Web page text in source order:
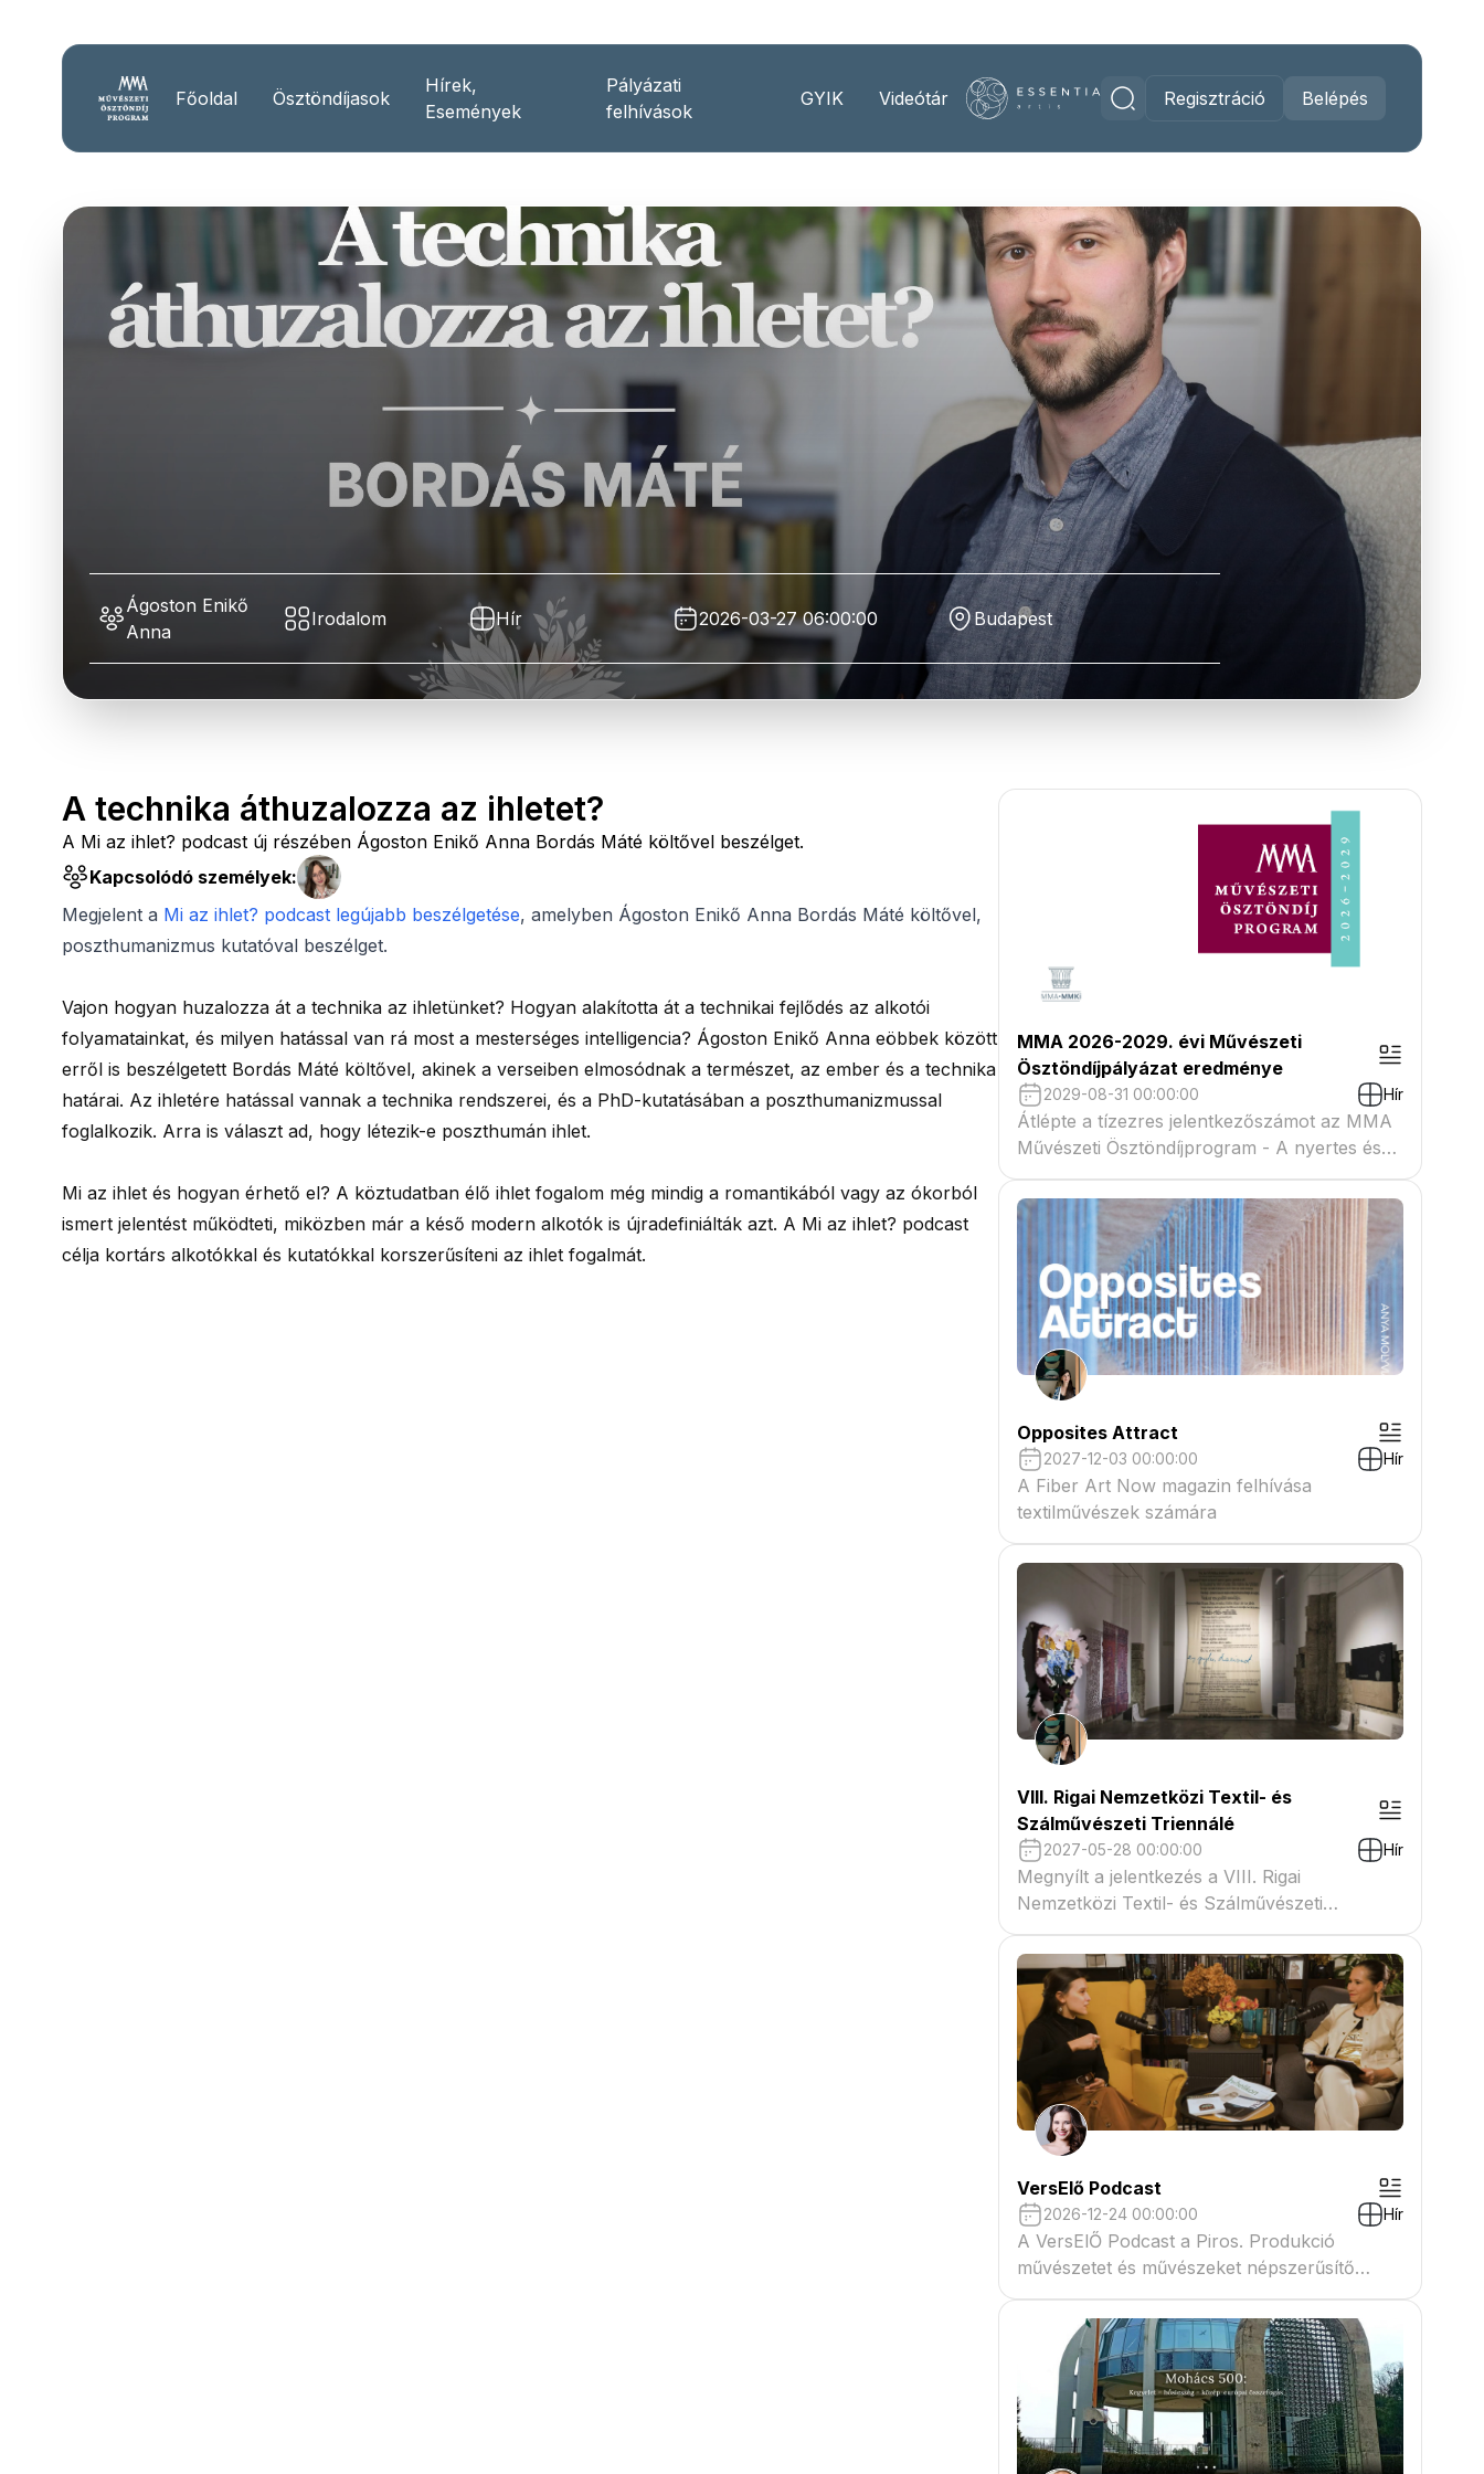
Főoldal Ösztöndíjasok
Hírek,
Események
Pályázati
felhívások
GYIK Videótár Regisztráció Belépés
Ágoston Enikő
Anna
Irodalom Hír 2026-03-27 06:00:00 Budapest
A technika áthuzalozza az ihletet?
A Mi az ihlet? podcast új részében Ágoston Enikő Anna Bordás Máté költővel beszélget.
Kapcsolódó személyek:
Megjelent a Mi az ihlet? podcast legújabb beszélgetése, amelyben Ágoston Enikő Anna Bordás Máté költővel,
poszthumanizmus kutatóval beszélget.
Vajon hogyan huzalozza át a technika az ihletünket? Hogyan alakította át a technikai fejlődés az alkotói
folyamatainkat, és milyen hatással van rá most a mesterséges intelligencia? Ágoston Enikő Anna eöbbek között
erről is beszélgetett Bordás Máté költővel, akinek a verseiben elmosódnak a természet, az ember és a technika
határai. Az ihletére hatással vannak a technika rendszerei, és a PhD-kutatásában a poszthumanizmussal
foglalkozik. Arra is választ ad, hogy létezik-e poszthumán ihlet.
Mi az ihlet és hogyan érhető el? A köztudatban élő ihlet fogalom még mindig a romantikából vagy az ókorból
ismert jelentést működteti, miközben már a késő modern alkotók is újradefiniálták azt. A Mi az ihlet? podcast
célja kortárs alkotókkal és kutatókkal korszerűsíteni az ihlet fogalmát.
MMA 2026-2029. évi Művészeti
Ösztöndíjpályázat eredménye
2029-08-31 00:00:00 Hír
Átlépte a tízezres jelentkezőszámot az MMA
Művészeti Ösztöndíjprogram - A nyertes és
tartaléklistás pályázók névsora megtekinthető
a csatolmányban
Opposites Attract
2027-12-03 00:00:00 Hír
A Fiber Art Now magazin felhívása
textilművészek számára
VIII. Rigai Nemzetközi Textil- és
Szálművészeti Triennálé
2027-05-28 00:00:00 Hír
Megnyílt a jelentkezés a VIII. Rigai
Nemzetközi Textil- és Szálművészeti
Triennáléra
VersElő Podcast
2026-12-24 00:00:00 Hír
A VersElŐ Podcast a Piros. Produkció
művészetet és művészeket népszerűsítő
beszélgető műsora